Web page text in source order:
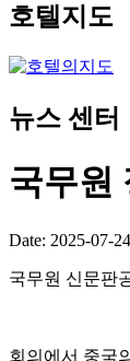
호텔지도
뉴스 센터
국무원
Date: 2025-07-24
국무원 신문판
회의에서 중국